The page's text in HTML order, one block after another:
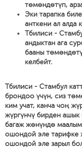
төмөндөтүп,
Эки тарапка
анткени ал алда
Тбилиси -
андыктан ага
бааны
келбейт.
Тбилиси - Стамбул
брондоо үчүн, сиз
ким учат, канча чоң
жүргүнчү бирден ашык
багаж жөнүндө
ошондой эле тарифке
ошондой эле зарыл